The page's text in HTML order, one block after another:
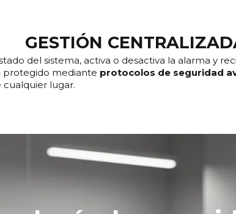
GESTIÓN
del sistema, activa o desactiva la alarma y
protegido mediante protocolos de seguridad
cualquier lugar.